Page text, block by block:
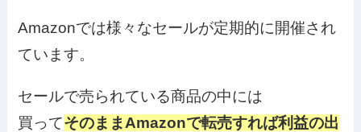
Amazonでは様々なセールが定期的に開催され
ています。
セールで売られている商品の中には
買ってそのままAmazonで転売すれば利益の出